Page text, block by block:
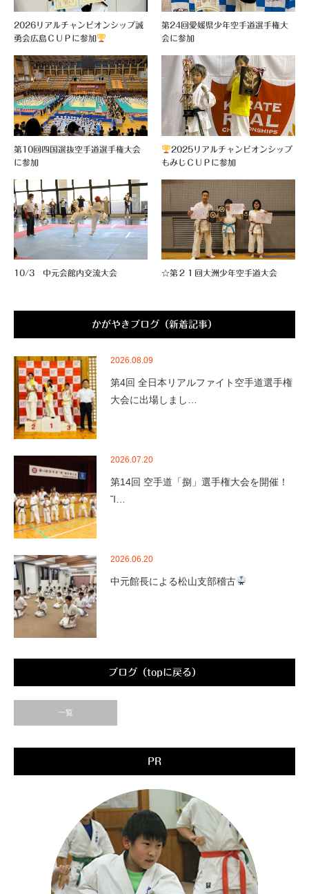
2026リアルチャンピオンシップ誠
勇会広島ＣＵＰに参加
第24回愛媛県少年空手道選手権大
会に参加
第10回四国選抜空手道選手権大会
に参加
2025リアルチャンピオンシップ
もみじＣＵＰに参加
10/3 中元会館内交流大会 ☆第２１回大洲少年空手道大会
かがやきブログ（新着記事）
2026.08.09
第4回 全日本リアルファイト空手道選手権
大会に出場しまし…
2026.07.20
第14回 空手道「捌」選手権大会を開催！
Ἴ…
2026.06.20
中元館長による松山支部稽古
ブログ（topに戻る）
一覧
PR